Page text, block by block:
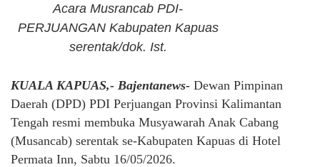
Acara Musrancab PDI-
PERJUANGAN Kabupaten Kapuas
serentak/dok. Ist.
KUALA KAPUAS,- Bajentanews- Dewan Pimpinan
Daerah (DPD) PDI Perjuangan Provinsi Kalimantan
Tengah resmi membuka Musyawarah Anak Cabang
(Musancab) serentak se-Kabupaten Kapuas di Hotel
Permata Inn, Sabtu 16/05/2026.